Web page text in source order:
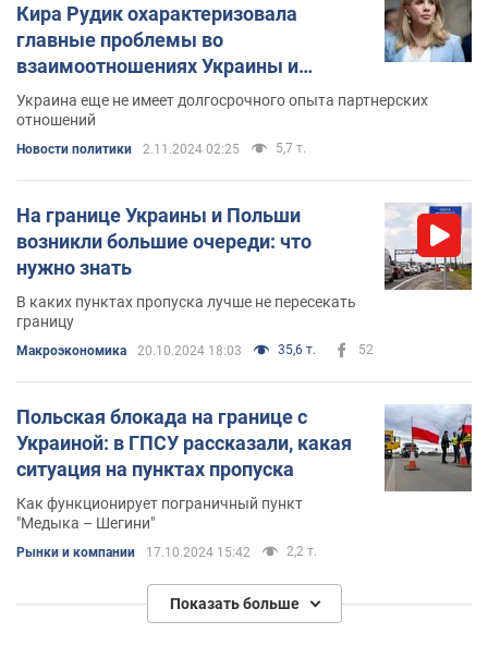
Кира Рудик охарактеризовала
главные проблемы во
взаимоотношениях Украины и
Польши
Украина еще не имеет долгосрочного опыта партнерских
отношений
Новости политики 2.11.2024 02:25 5,7 т.
На границе Украины и Польши
возникли большие очереди: что
нужно знать
В каких пунктах пропуска лучше не пересекать
границу
Mакроэкономика 20.10.2024 18:03 35,6 т. 52
Польская блокада на границе с
Украиной: в ГПСУ рассказали, какая
ситуация на пунктах пропуска
Как функционирует пограничный пункт
"Медыка – Шегини"
Рынки и компании 17.10.2024 15:42 2,2 т.
Показать больше